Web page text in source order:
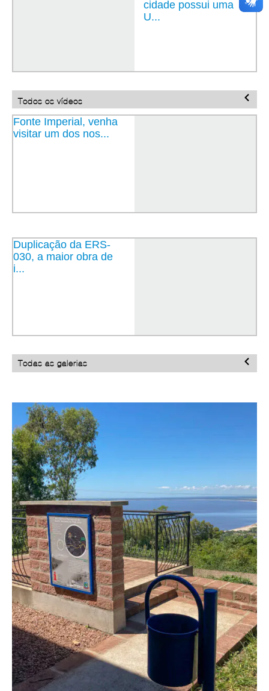
cidade possui uma
U...
Todos os vídeos
Fonte Imperial, venha
visitar um dos nos...
Duplicação da ERS-
030, a maior obra de
i...
Todas as galerias